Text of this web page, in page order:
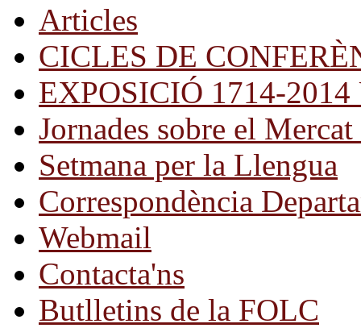
Articles
CICLES DE
EXPOSICIÓ 1714-
Jornades sobre el
Setmana per la Llengua
Correspondència
Webmail
Contacta'ns
Butlletins de la FOLC